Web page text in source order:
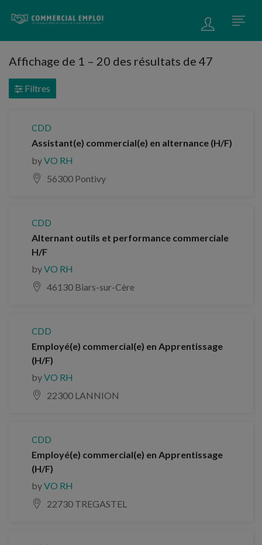
Affichage de 1 – 20 des résultats de 47
Filtres
CDD
Assistant(e) commercial(e) en alternance (H/F)
byVO RH
56300 Pontivy
CDD
Alternant outils et performance commerciale
H/F
byVO RH
46130 Biars-sur-Cère
CDD
Employé(e) commercial(e) en Apprentissage
(H/F)
byVO RH
22300 LANNION
CDD
Employé(e) commercial(e) en Apprentissage
(H/F)
byVO RH
22730 TREGASTEL